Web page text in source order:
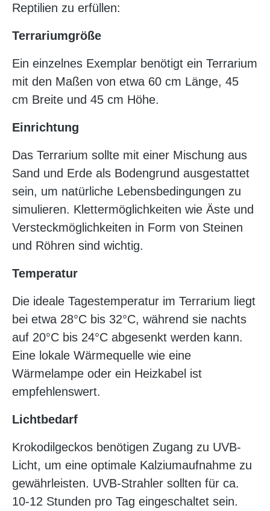
Reptilien zu erfüllen:
Terrariumgröße
Ein einzelnes Exemplar benötigt ein Terrarium
mit den Maßen von etwa 60 cm Länge, 45
cm Breite und 45 cm Höhe.
Einrichtung
Das Terrarium sollte mit einer Mischung aus
Sand und Erde als Bodengrund ausgestattet
sein, um natürliche Lebensbedingungen zu
simulieren. Klettermöglichkeiten wie Äste und
Versteckmöglichkeiten in Form von Steinen
und Röhren sind wichtig.
Temperatur
Die ideale Tagestemperatur im Terrarium liegt
bei etwa 28°C bis 32°C, während sie nachts
auf 20°C bis 24°C abgesenkt werden kann.
Eine lokale Wärmequelle wie eine
Wärmelampe oder ein Heizkabel ist
empfehlenswert.
Lichtbedarf
Krokodilgeckos benötigen Zugang zu UVB-
Licht, um eine optimale Kalziumaufnahme zu
gewährleisten. UVB-Strahler sollten für ca.
10-12 Stunden pro Tag eingeschaltet sein.